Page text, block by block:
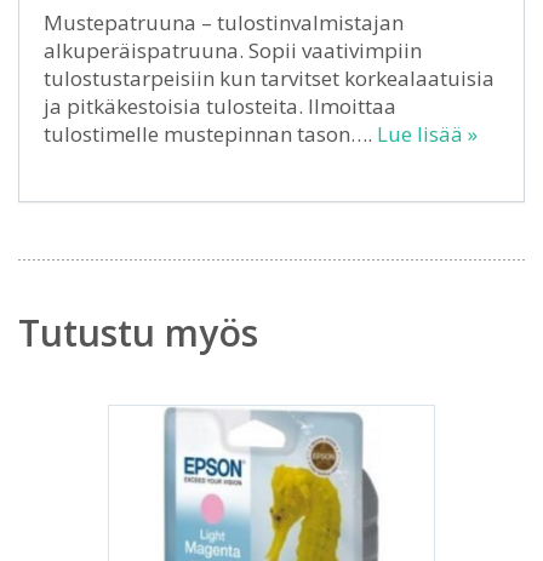
Mustepatruuna – tulostinvalmistajan
alkuperäispatruuna. Sopii vaativimpiin
tulostustarpeisiin kun tarvitset korkealaatuisia
ja pitkäkestoisia tulosteita. Ilmoittaa
tulostimelle mustepinnan tason…. Lue lisää »
Tutustu myös